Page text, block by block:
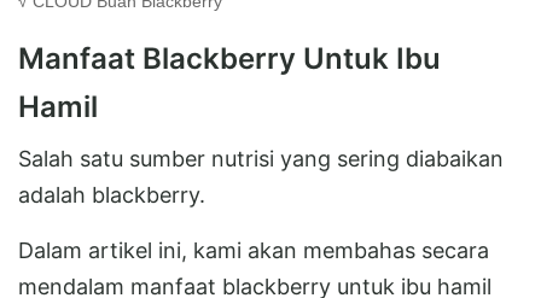
Manfaat Blackberry Untuk Ibu
Hamil
Salah satu sumber nutrisi yang sering diabaikan
adalah blackberry.
Dalam artikel ini, kami akan membahas secara
mendalam manfaat blackberry untuk ibu hamil